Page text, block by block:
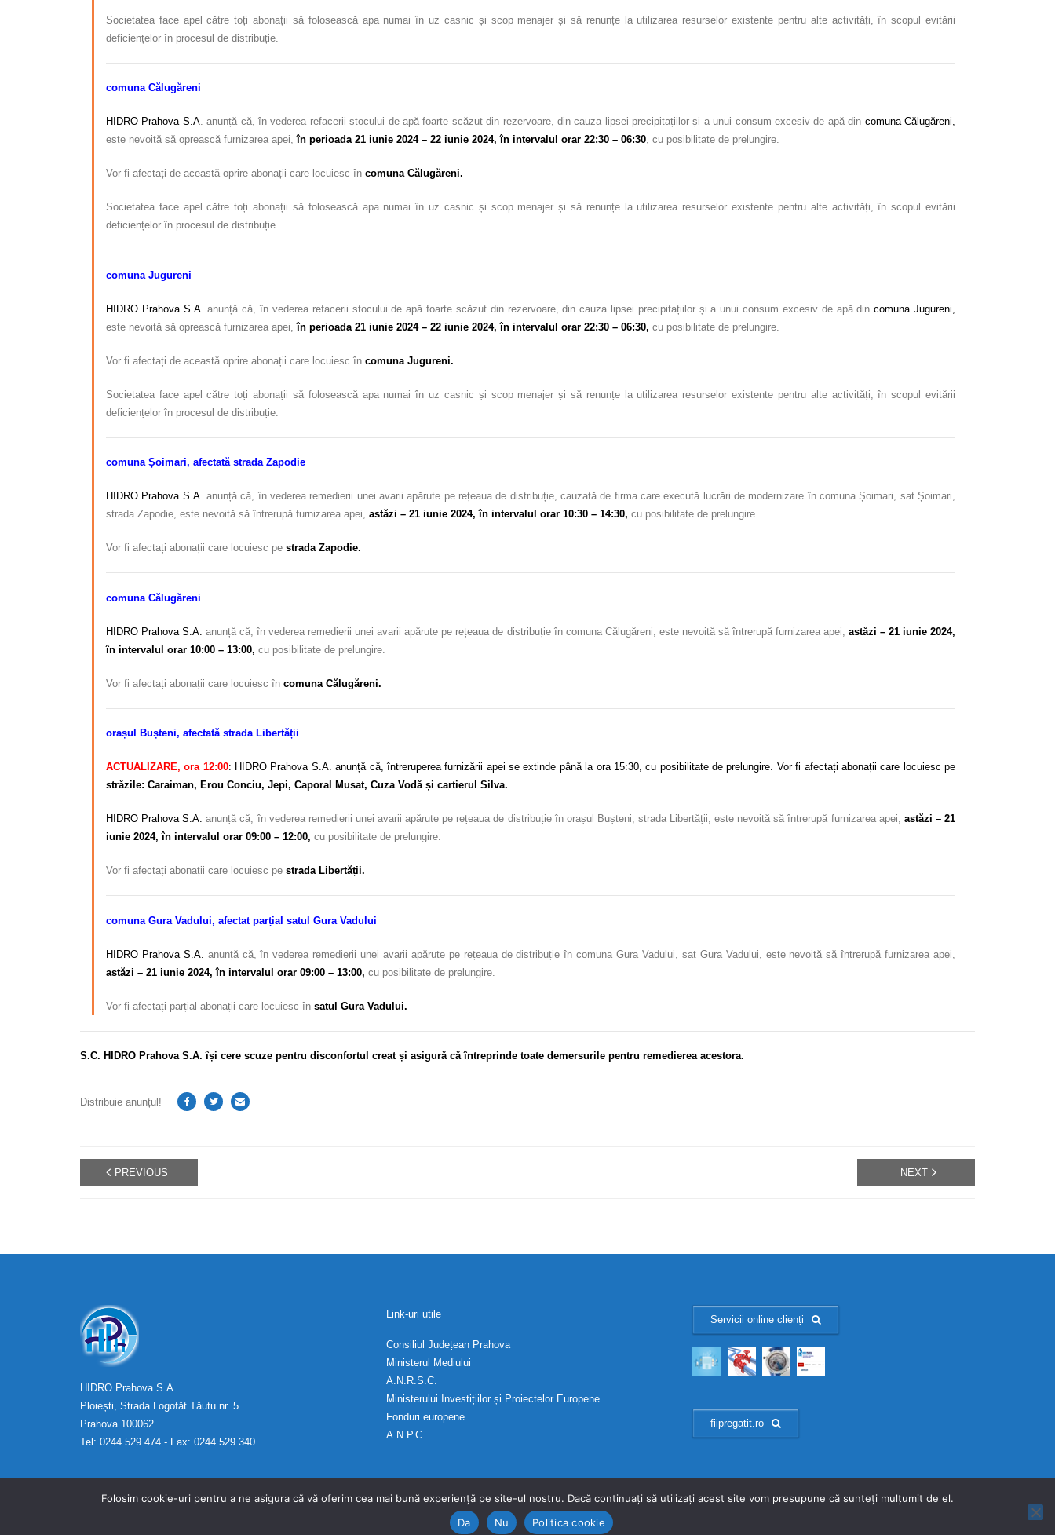
Societatea face apel către toți abonații să folosească apa numai în uz casnic și scop menajer și să renunțe la utilizarea resurselor existente pentru alte activități, în scopul evitării
deficiențelor în procesul de distribuție.
comuna Călugăreni
HIDRO Prahova S.A. anunță că, în vederea refacerii stocului de apă foarte scăzut din rezervoare, din cauza lipsei precipitațiilor și a unui consum excesiv de apă din comuna Călugăreni,
este nevoită să oprească furnizarea apei,în perioada 21 iunie 2024 – 22 iunie 2024, în intervalul orar 22:30 – 06:30, cu posibilitate de prelungire.
Vor fi afectați de această oprire abonații care locuiesc în comuna Călugăreni.
Societatea face apel către toți abonații să folosească apa numai în uz casnic și scop menajer și să renunțe la utilizarea resurselor existente pentru alte activități, în scopul evitării
deficiențelor în procesul de distribuție.
comuna Jugureni
HIDRO Prahova S.A. anunță că, în vederea refacerii stocului de apă foarte scăzut din rezervoare, din cauza lipsei precipitațiilor și a unui consum excesiv de apă dincomuna Jugureni,
este nevoită să oprească furnizarea apei ,în perioada 21 iunie 2024 – 22 iunie 2024, în intervalul orar 22:30 – 06:30, cu posibilitate de prelungire.
Vor fi afectați de această oprire abonații care locuiesc în comuna Jugureni.
Societatea face apel către toți abonații să folosească apa numai în uz casnic și scop menajer și să renunțe la utilizarea resurselor existente pentru alte activități, în scopul evitării
deficiențelor în procesul de distribuție.
comuna Șoimari, afectată strada Zapodie
HIDRO Prahova S.A. anunță că, în vederea remedierii unei avarii apărute pe rețeaua de distribuție, cauzată de firma care execută lucrări de modernizare în comuna Șoimari, sat Șoimari,
strada Zapodie, este nevoită să întrerupă furnizarea apei, astăzi – 21 iunie 2024, în intervalul orar 10:30 – 14:30, cu posibilitate de prelungire.
Vor fi afectați abonații care locuiesc pe strada Zapodie.
comuna Călugăreni
HIDRO Prahova S.A.anunță că, în vederea remedierii unei avarii apărute pe rețeaua de distribuție în comuna Călugăreni, este nevoită să întrerupă furnizarea apei, astăzi – 21 iunie 2024,
în intervalul orar 10:00 – 13:00, cu posibilitate de prelungire.
Vor fi afectați abonații care locuiesc în comuna Călugăreni.
orașul Bușteni, afectatăstrada Libertății
ACTUALIZARE, ora 12:00: HIDRO Prahova S.A. anunță că, întreruperea furnizării apei se extinde până la ora 15:30, cu posibilitate de prelungire. Vor fi afectați abonații care locuiesc pe
străzile: Caraiman, Erou Conciu, Jepi, Caporal Musat, Cuza Vodă și cartierul Silva.
HIDRO Prahova S.A.anunță că, în vederea remedierii unei avarii apărute pe rețeaua de distribuție în orașul Bușteni, strada Libertății, este nevoită să întrerupă furnizarea apei, astăzi – 21
iunie 2024, în intervalul orar 09:00 – 12:00, cu posibilitate de prelungire.
Vor fi afectați abonații care locuiesc pe strada Libertății.
comuna Gura Vadului, afectat parțial satul Gura Vadului
HIDRO Prahova S.A. anunță că, în vederea remedierii unei avarii apărute pe rețeaua de distribuție în comuna Gura Vadului, sat Gura Vadului, este nevoită să întrerupă furnizarea apei,
astăzi – 21 iunie 2024, în intervalul orar 09:00 – 13:00, cu posibilitate de prelungire.
Vor fi afectați parțial abonații care locuiesc în satul Gura Vadului.
S.C. HIDRO Prahova S.A. își cere scuze pentru disconfortul creat și asigură că întreprinde toate demersurile pentru remedierea acestora.
Distribuie anunțul!
PREVIOUS NEXT
HIDRO Prahova S.A.
Ploiești, Strada Logofăt Tăutu nr. 5
Prahova 100062
Tel: 0244.529.474 - Fax: 0244.529.340
Link-uri utile
Consiliul Județean Prahova
Ministerul Mediului
A.N.R.S.C.
Ministerului Investițiilor și Proiectelor Europene
Fonduri europene
A.N.P.C
Servicii online clienți
fiipregatit.ro
developed by Revitech - Copyright © HIDRO Prahova S.A. 2025 - Toate drepturile rezervate
Folosim cookie-uri pentru a ne asigura că vă oferim cea mai bună experiență pe site-ul nostru. Dacă continuați să utilizați acest site vom presupune că sunteți mulțumit de el.
Da
Nu Politica cookie